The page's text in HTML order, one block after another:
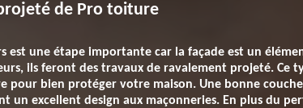
de Pro toiture
est une étape importante car la façade est un
ils feront des travaux de ravalement projeté. Ce
pour bien protéger votre maison. Une bonne
un excellent design aux maçonneries. En plus du